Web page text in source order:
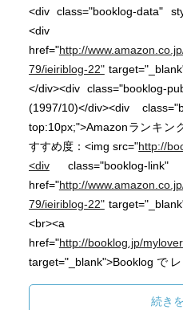
<div class="booklog-data"
<div
href="http://
79/ieiriblog-22"
</div><div
(1997/10)</div><div
top:10px;">Amazonランキン
すすめ度：<img src="http://
<divclass="booklog-link"
href="http://
79/ieiriblog-22"
<br><a
href="http://booklog.jp/
target="_blank">Booklog
</div></div><br
続き